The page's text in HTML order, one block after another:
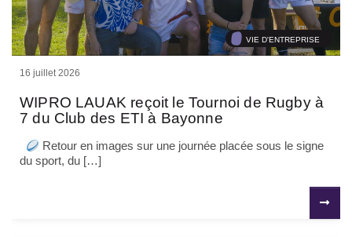
VIE D'ENTREPRISE
16 juillet 2026
WIPRO LAUAK reçoit le Tournoi de Rugby à
7 du Club des ETI à Bayonne
Retour en images sur une journée placée sous le signe
du sport, du […]